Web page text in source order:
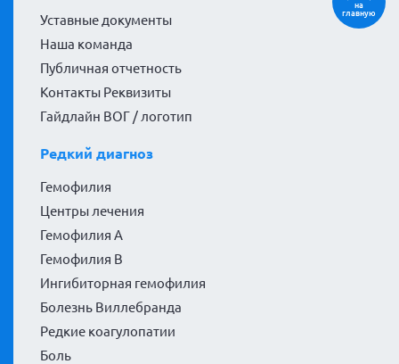
Уставные документы
Наша команда
Публичная отчетность
Контакты Реквизиты
Гайдлайн ВОГ / логотип
Редкий диагноз
Гемофилия
Центры лечения
Гемофилия А
Гемофилия В
Ингибиторная гемофилия
Болезнь Виллебранда
Редкие коагулопатии
Боль
на
главную